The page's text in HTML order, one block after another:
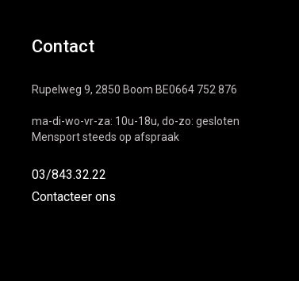
Contact
Rupelweg 9, 2850 Boom BE0664 752 876
ma-di-wo-vr-za: 10u-18u, do-zo: gesloten
Mensport steeds op afspraak
03/843.32.22
Contacteer ons